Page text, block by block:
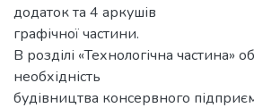
додаток та 4 аркушів
графічної частини.
В розділі «Технологічна частина»
необхідність
будівництва консервного